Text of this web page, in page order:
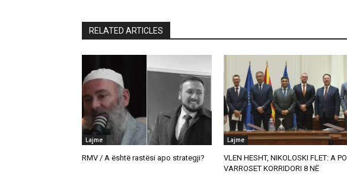
RELATED ARTICLES
Lajme
RMV / A është rastësi apo strategji?
Lajme
VLEN HESHT, NIKOLOSKI FLET: A PO
VARROSET KORRIDORI 8 NË